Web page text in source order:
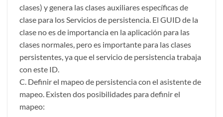
clases) y genera las clases auxiliares específicas de
clase para los Servicios de persistencia. El GUID de la
clase no es de importancia en la aplicación para las
clases normales, pero es importante para las clases
persistentes, ya que el servicio de persistencia trabaja
con este ID.
C. Definir el mapeo de persistencia con el asistente de
mapeo. Existen dos posibilidades para definir el
mapeo: